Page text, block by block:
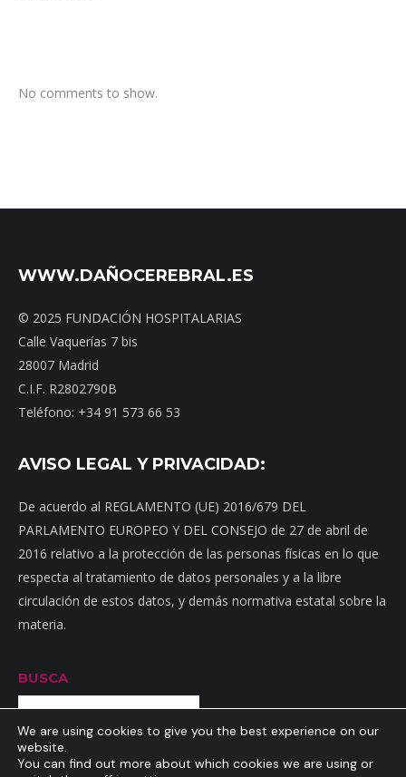
No comments to show.
WWW.DAÑOCEREBRAL.ES
© 2025 FUNDACIÓN HOSPITALARIAS
Calle Vaquerías 7 bis
28007 Madrid
C.I.F. R2802790B
Teléfono: +34 91 573 66 53
AVISO LEGAL Y PRIVACIDAD:
De acuerdo al REGLAMENTO (UE) 2016/679 DEL
PARLAMENTO EUROPEO Y DEL CONSEJO de 27 de abril de
2016 relativo a la protección de las personas físicas en lo que
respecta al tratamiento de datos personales y a la libre
circulación de estos datos, y demás normativa estatal sobre la
materia.
BUSCA
We are using cookies to give you the best experience on our
website.
You can find out more about which cookies we are using or